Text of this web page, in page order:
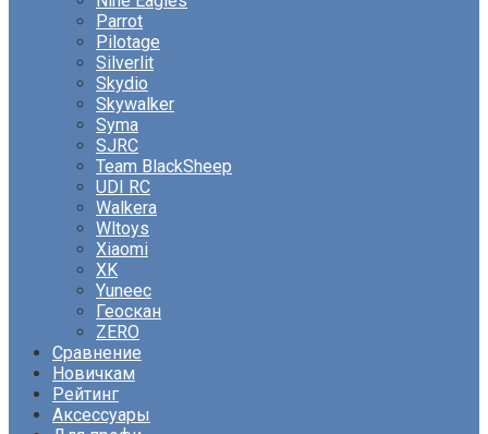
Parrot
Pilotage
Silverlit
Skydio
Skywalker
Syma
SJRC
Team BlackSheep
UDI RC
Walkera
Wltoys
Xiaomi
XK
Yuneec
Геоскан
ZERO
Сравнение
Новичкам
Рейтинг
Аксессуары